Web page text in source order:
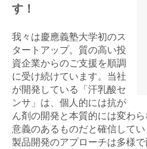
す！
我々は慶應義塾大学初のス
タートアップ。質の高い投
資企業からのご支援を順調
に受け続けています。当社
が開発している「汗乳酸セ
ンサ」は、個人的には抗が
ん剤の開発と本質的には変わ
意義のあるものだと確信してい
製品開発のアプローチは多様